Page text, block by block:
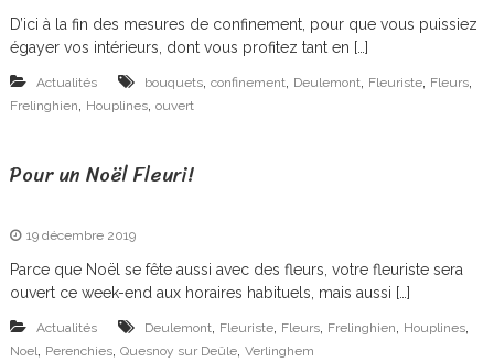
D’ici à la fin des mesures de confinement, pour que vous puissiez
égayer vos intérieurs, dont vous profitez tant en […]
Actualités bouquets, confinement, Deulemont, Fleuriste, Fleurs,
Frelinghien, Houplines, ouvert
Pour un Noël Fleuri!
19 décembre 2019
Parce que Noël se fête aussi avec des fleurs, votre fleuriste sera
ouvert ce week-end aux horaires habituels, mais aussi […]
Actualités Deulemont, Fleuriste, Fleurs, Frelinghien, Houplines,
Noel, Perenchies, Quesnoy sur Deûle, Verlinghem